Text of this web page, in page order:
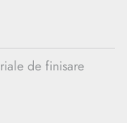
de finisare